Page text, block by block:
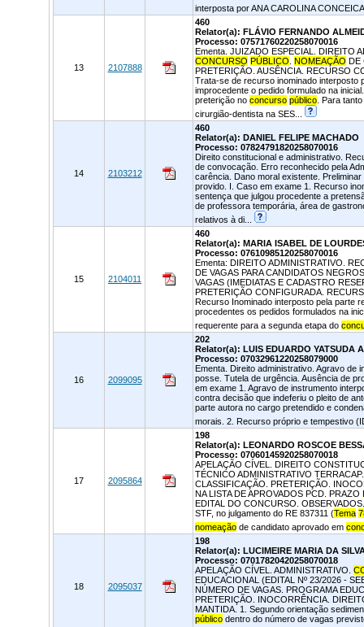
interposta por ANA CAROLINA
13 2107888
460
Relator(a): FLÁVIO FERNANDO
Processo: 07571760220258070016
Ementa. JUIZADO ESPECIAL. DIREITO
CONCURSO PÚBLICO NOMEAÇÃO DE
PRETERIÇÃO. AUSÊNCIA. RECURSO
Trata-se de recurso inominado interposto
improcedente o pedido formulado na
preterição no concurso público . Para
cirurgião-dentista na SES...
14 2103212
460
Relator(a): DANIEL FELIPE MACHADO
Processo: 07824791820258070016
Direito constitucional e administrativo.
de convocação. Erro reconhecido pela
carência. Dano moral existente.
provido. I. Caso em exame 1. Recurso
sentença que julgou procedente a
de professora temporária, área de
relativos à di...
15 2104011
460
Relator(a): MARIA ISABEL DE
Processo: 07610985120258070016
Ementa: DIREITO ADMINISTRATIVO.
DE VAGAS PARA CANDIDATOS
VAGAS (IMEDIATAS E CADASTRO
PRETERIÇÃO CONFIGURADA.
Recurso Inominado interposto pela parte
procedentes os pedidos formulados na
requerente para a segunda etapa do
16 2099095
202
Relator(a): LUIS EDUARDO YATSUDA
Processo: 07032961220258079000
Ementa. Direito administrativo. Agravo de
posse. Tutela de urgência. Ausência de
em exame 1. Agravo de instrumento
contra decisão que indeferiu o pleito de
parte autora no cargo pretendido e
morais. 2. Recurso próprio e tempestivo
17 2095864
198
Relator(a): LEONARDO ROSCOE
Processo: 07060145920258070018
APELAÇÃO CÍVEL. DIREITO
TÉCNICO ADMINISTRATIVO
CLASSIFICAÇÃO. PRETERIÇÃO.
NA LISTA DE APROVADOS PCD.
EDITAL DO CONCURSO.
STF, no julgamento do RE 837311 (Tema
nomeação de candidato aprovado em
18 2095037
198
Relator(a): LUCIMEIRE MARIA DA
Processo: 07017820420258070018
APELAÇÃO CÍVEL. ADMINISTRATIVO.
EDUCACIONAL (EDITAL Nº 23/2026 -
NÚMERO DE VAGAS. PROGRAMA
PRETERIÇÃO. INOCORRÊNCIA.
MANTIDA. 1. Segundo orientação
público dentro do número de vagas